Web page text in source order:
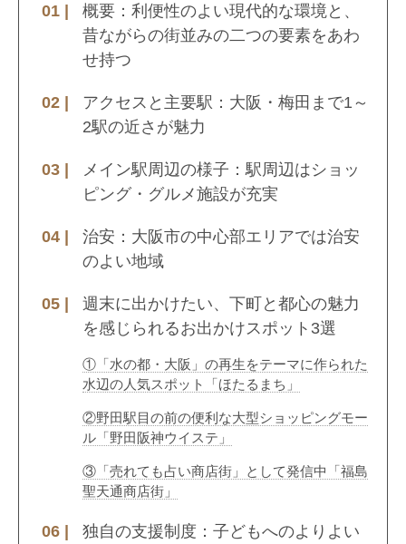
概要：利便性のよい現代的な環境と、
昔ながらの街並みの二つの要素をあわ
せ持つ
アクセスと主要駅：大阪・梅田まで1～
2駅の近さが魅力
メイン駅周辺の様子：駅周辺はショッ
ピング・グルメ施設が充実
治安：大阪市の中心部エリアでは治安
のよい地域
週末に出かけたい、下町と都心の魅力
を感じられるお出かけスポット3選
①「水の都・大阪」の再生をテーマに作られた
水辺の人気スポット「ほたるまち」
②野田駅目の前の便利な大型ショッピングモー
ル「野田阪神ウイステ」
③「売れても占い商店街」として発信中「福島
聖天通商店街」
独自の支援制度：子どもへのよりよい